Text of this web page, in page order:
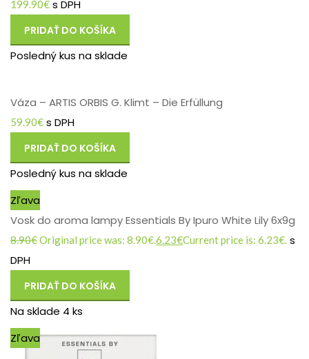
199.90€ s DPH
PRIDAŤ DO KOŠÍKA
Posledný kus na sklade
Váza – ARTIS ORBIS G. Klimt – Die Erfüllung
59.90€ s DPH
PRIDAŤ DO KOŠÍKA
Posledný kus na sklade
Zľava
Vosk do aroma lampy Essentials By Ipuro White Lily 6x9g
8.90€Original price was: 8.90€.6.23€Current price is: 6.23€. s
DPH
PRIDAŤ DO KOŠÍKA
Na sklade 4 ks
Zľava